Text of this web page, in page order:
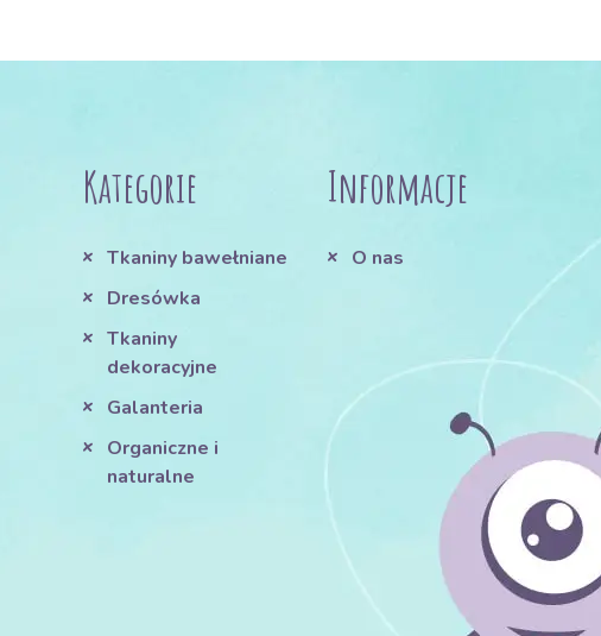
Kategorie
Tkaniny bawełniane
Dresówka
Tkaniny
dekoracyjne
Galanteria
Organiczne i
naturalne
Informacje
O nas